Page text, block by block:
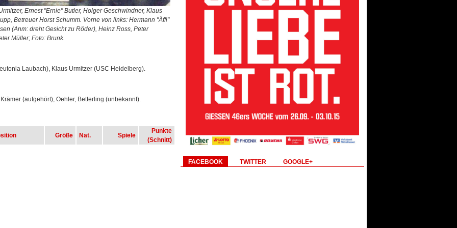
Ernest "Ernie" Butler, Holger Geschwindner, Klaus
Betreuer Horst Schumm. Vorne von links: Hermann "Äffi"
(Anm: dreht Gesicht zu Röder), Heinz Ross, Peter
Müller; Foto: Brunk.
Laubach), Klaus Urmitzer (USC Heidelberg).
(aufgehört), Oehler, Betterling (unbekannt).
Größe Nat. Spiele
Punkte
(Schnitt)
FACEBOOK TWITTER GOOGLE+